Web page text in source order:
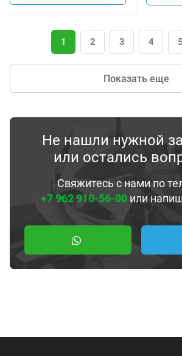
Показать еще
1 2 3 4 5
Не нашли нужной
или остались
Свяжитесь с нами по
+7 962 910-56-00или